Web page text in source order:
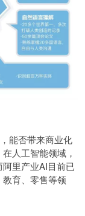
能否带来商业化
人工智能领域，
里产业AI目前已
育、零售等领